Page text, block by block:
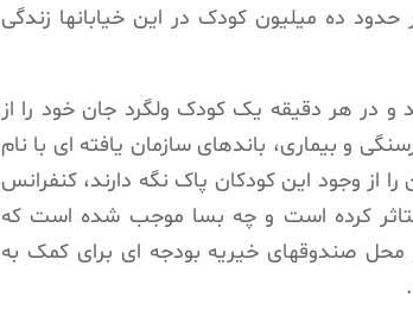
ده میلیون کودک در این خیابانها زندگی
و در هر دقیقه یک کودک ولگرد جان خود را از
و بیماری، باندهای سازمان یافته ای با نام
از وجود این کودکان پاک نگه دارند، کنفرانس
متاثر کرده است و چه بسا موجب شده است که
محل صندوقهای خیریه بودجه ای برای کمک به